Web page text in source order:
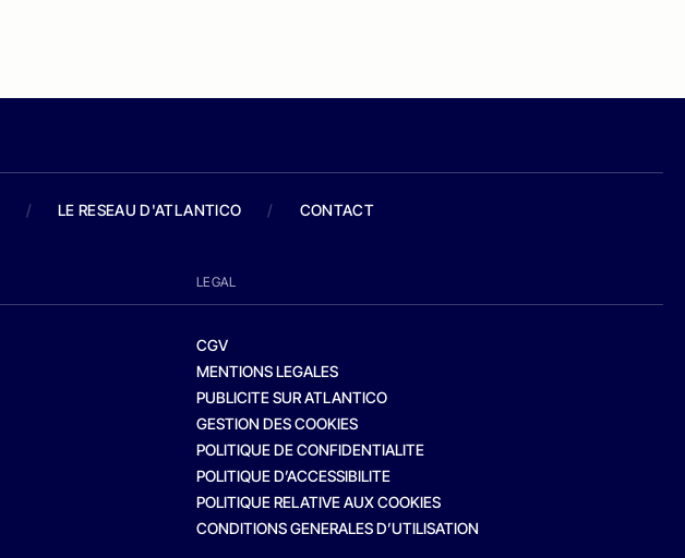
/ LE RESEAU D'ATLANTICO / CONTACT
LEGAL
CGV
MENTIONS LEGALES
PUBLICITE SUR ATLANTICO
GESTION DES COOKIES
POLITIQUE DE CONFIDENTIALITE
POLITIQUE D’ACCESSIBILITE
POLITIQUE RELATIVE AUX COOKIES
CONDITIONS GENERALES D’UTILISATION